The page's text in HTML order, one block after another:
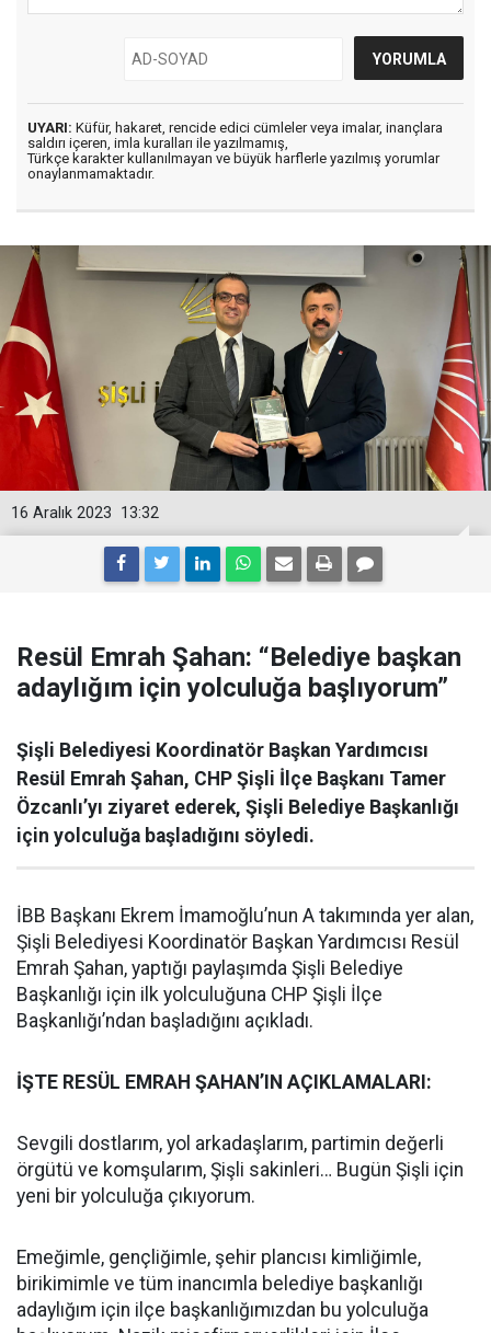
UYARI: Küfür, hakaret, rencide edici cümleler veya imalar, inançlara
saldırı içeren, imla kuralları ile yazılmamış,
Türkçe karakter kullanılmayan ve büyük harflerle yazılmış yorumlar
onaylanmamaktadır.
13:32
16 Aralık 2023
Resül Emrah Şahan: “Belediye başkan
adaylığım için yolculuğa başlıyorum”
Şişli Belediyesi Koordinatör Başkan Yardımcısı
Resül Emrah Şahan, CHP Şişli İlçe Başkanı Tamer
Özcanlı’yı ziyaret ederek, Şişli Belediye Başkanlığı
için yolculuğa başladığını söyledi.
İBB Başkanı Ekrem İmamoğlu’nun A takımında yer alan,
Şişli Belediyesi Koordinatör Başkan Yardımcısı Resül
Emrah Şahan, yaptığı paylaşımda Şişli Belediye
Başkanlığı için ilk yolculuğuna CHP Şişli İlçe
Başkanlığı’ndan başladığını açıkladı.
İŞTE RESÜL EMRAH ŞAHAN’IN AÇIKLAMALARI:
Sevgili dostlarım, yol arkadaşlarım, partimin değerli
örgütü ve komşularım, Şişli sakinleri… Bugün Şişli için
yeni bir yolculuğa çıkıyorum.
Emeğimle, gençliğimle, şehir plancısı kimliğimle,
birikimimle ve tüm inancımla belediye başkanlığı
adaylığım için ilçe başkanlığımızdan bu yolculuğa